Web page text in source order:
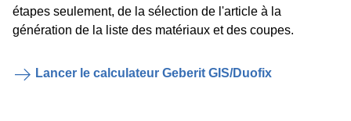
étapes seulement, de la sélection de l'article à la
génération de la liste des matériaux et des coupes.
Lancer le calculateur Geberit GIS/Duofix